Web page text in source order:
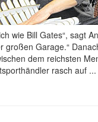
wie Bill Gates“, sagt
großen Garage.“
dem reichsten
rasch auf ...